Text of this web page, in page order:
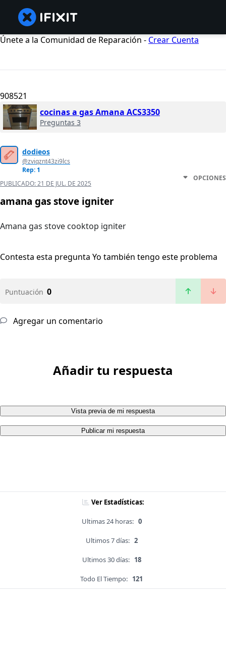
Únete a la Comunidad de Reparación - Crear Cuenta
908521
cocinas a gas Amana ACS3350
Preguntas 3
dodieos
@zviqznt43zi9lcs
Rep: 1
PUBLICADO:21 DE JUL. DE 2025
OPCIONES
amana gas stove igniter
Amana gas stove cooktop igniter
Contesta esta pregunta Yo también tengo este problema
Puntuación 0
Agregar un comentario
Añadir tu respuesta
Vista previa de mi respuesta
Publicar mi respuesta
Ver Estadísticas:
Ultimas 24 horas: 0
Ultimos 7 días: 2
Ultimos 30 días: 18
Todo El Tiempo: 121